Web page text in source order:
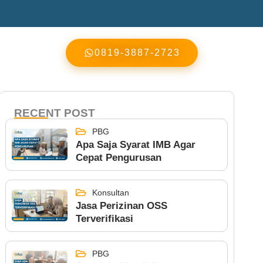
0819-3887-2723
RECENT POST
PBG
Apa Saja Syarat IMB Agar
Cepat Pengurusan
Konsultan
Jasa Perizinan OSS
Terverifikasi
PBG